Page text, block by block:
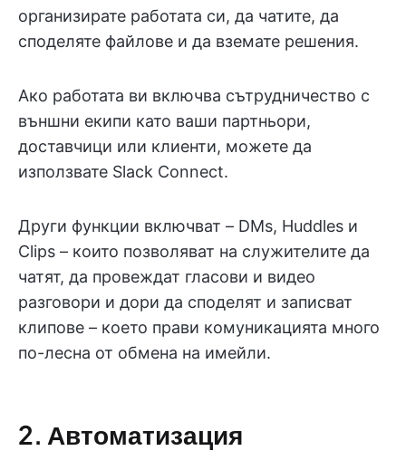
организирате работата си, да чатите, да
споделяте файлове и да вземате решения.
Ако работата ви включва сътрудничество с
външни екипи като ваши партньори,
доставчици или клиенти, можете да
използвате Slack Connect.
Други функции включват – DMs, Huddles и
Clips – които позволяват на служителите да
чатят, да провеждат гласови и видео
разговори и дори да споделят и записват
клипове – което прави комуникацията много
по-лесна от обмена на имейли.
2. Автоматизация